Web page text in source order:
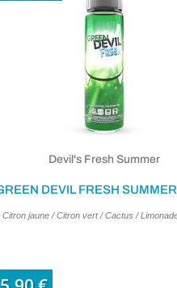
Devil's Fresh Summer
Citron jaune / Citron vert / Cactus /